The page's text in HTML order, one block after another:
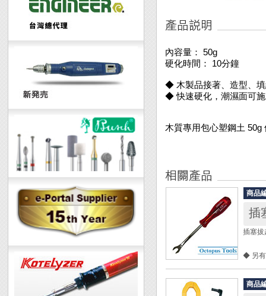
內容量： 50g
硬化時間： 10分鐘
◆ 木製品接著、造型、
◆ 快速硬化，潮濕面可
木質專用包心塑鋼土 50g
商品
插
插塞
◆ 另有
開口
軸長
商品